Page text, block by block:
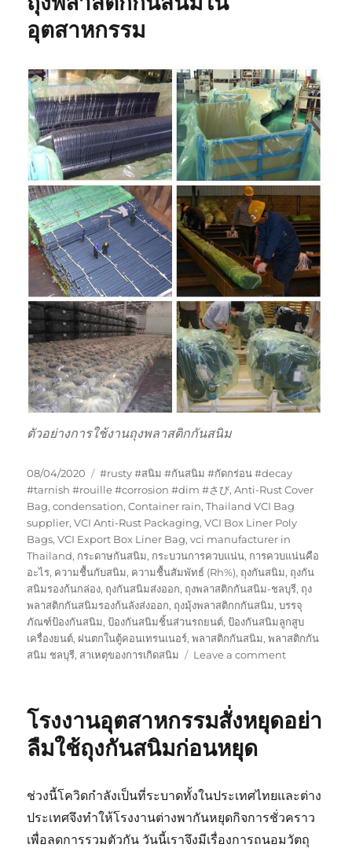
เก็บ
ระยะ
ยาว
อุตสาหกรรม
ตัวอย่างการใช้งานถุงพลาสติกกันสนิม
Posted
on
08/04/2020 Tags
#rusty #สนิม #กันสนิม #กัดกร่อน #decay
#tarnish #rouille #corrosion #dim #さび,Anti-Rust Cover
Bag,condensation,Container rain,Thailand VCI Bag
supplier,VCI Anti-Rust Packaging,VCI Box Liner Poly
Bags,VCI Export Box Liner Bag,vci manufacturer in
Thailand, กระดาษกันสนิม, กระบวนการควบแน่น, การควบแน่นคือ
อะไร, ความชื้นกับสนิม, ความชื้นสัมพัทธ์ (Rh%), ถุงกันสนิม, ถุงกัน
สนิมรองก้นกล่อง, ถุงกันสนิมส่งออก, ถุงพลาสติกกันสนิม-ชลบุรี, ถุง
พลาสติกกันสนิมรองก้นลังส่งออก, ถุงมุ้งพลาสติกกกันสนิม,บรรจุ
ภัณฑ์ป้องกันสนิม,ป้องกันสนิมชิ้นส่วนรถยนต์,ป้องกันสนิมลูกสูบ
เครื่องยนต์, ฝนตกในตู้คอนเทรนเนอร์,พลาสติกกันสนิม,พลาสติกกัน
สนิม ชลบุรี, สาเหตุของการเกิดสนิม Leave a commenton
สนิม
โรงงานอุตสาหกรรมสั่งหยุดอย่า
ลืมใช้ถุงกันสนิมก่อนหยุด
ช่วงนี้โควิดกำลังเป็นที่ระบาดทั้งในประเทศไทยและต่าง
ประเทศจึงทำให้โรงงานต่างพากันหยุดกิจการชั่วคราว
เพื่อลดการรวมตัวกัน วันนี้เราจึงมีเรื่องการถนอมวัตถุ